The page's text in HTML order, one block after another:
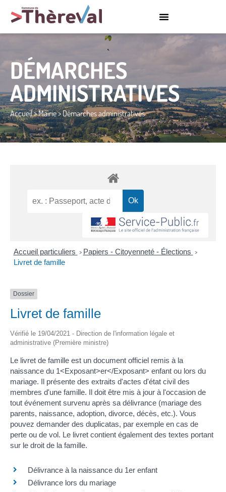
DÉMARCHES
ADMINISTRATIVES
Accueil>Mairie>Démarches administratives
Accueil particuliers > Papiers - Citoyenneté - Élections >
Livret de famille
Dossier
Livret de famille
Vérifié le 19/04/2021 - Direction de l'information légale et
administrative (Première ministre)
Le livret de famille est un document officiel remis à la
naissance du 1<Exposant>er</Exposant> enfant ou lors du
mariage. Il présente des extraits d'actes d'état civil des
membres d'une famille. Il doit être mis à jour à l'occasion de
tout événement survenu après sa délivrance (mariage des
parents, naissance, adoption, divorce, décès, etc.). Vous
pouvez demander des duplicatas, par exemple en cas de
perte ou de vol. Le livret contient également des textes portant
sur le droit de la famille.
Délivrance à la naissance du 1er enfant
Délivrance lors du mariage